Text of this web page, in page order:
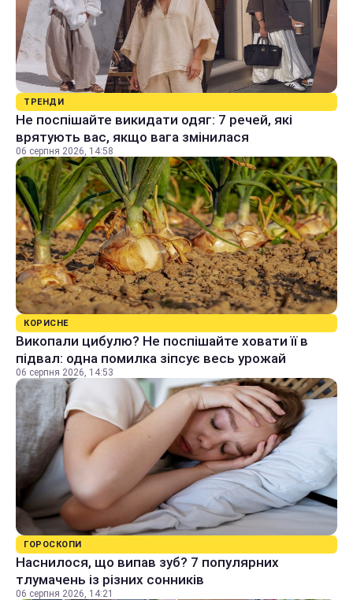
ТРЕНДИ
Не поспішайте викидати одяг: 7 речей, які
врятують вас, якщо вага змінилася
06 серпня 2026, 14:58
КОРИСНЕ
Викопали цибулю? Не поспішайте ховати її в
підвал: одна помилка зіпсує весь урожай
06 серпня 2026, 14:53
ГОРОСКОПИ
Наснилося, що випав зуб? 7 популярних
тлумачень із різних сонників
06 серпня 2026, 14:21